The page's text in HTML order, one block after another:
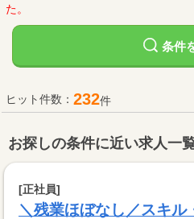
た。
条件
ヒット件数： 232件
お探しの条件に近い求人一
[正社員]
＼残業ほぼなし／スキル